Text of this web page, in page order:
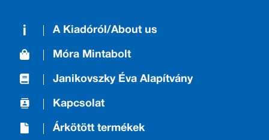
A Kiadóról/About us
Móra Mintabolt
Janikovszky Éva Alapítvány
Kapcsolat
Árkötött termékek